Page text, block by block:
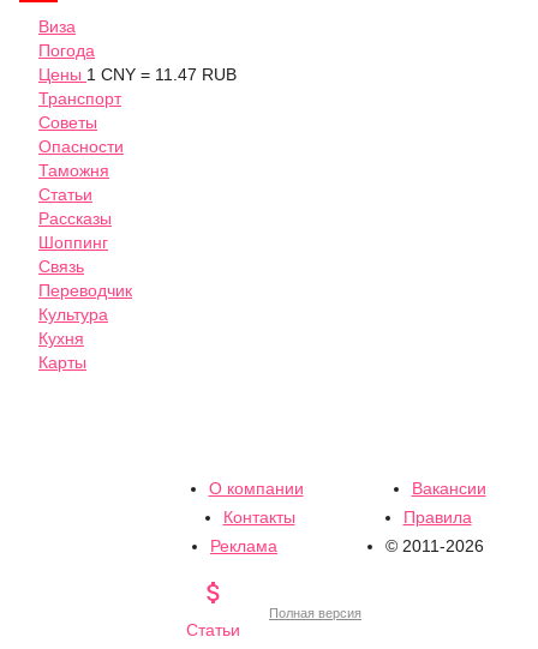
Виза
Погода
Цены 1 CNY = 11.47 RUB
Транспорт
Советы
Опасности
Таможня
Статьи
Рассказы
Шоппинг
Связь
Переводчик
Культура
Кухня
Карты
О компании
Вакансии
Контакты
Правила
Реклама
© 2011-2026

Статьи
Полная версия